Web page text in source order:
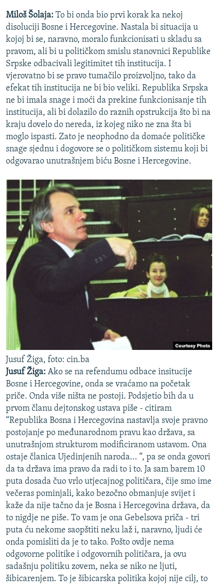
Miloš Šolaja: To bi onda bio prvi korak ka nekoj
disoluciji Bosne i Hercegovine. Nastala bi situacija u
kojoj bi se, naravno, moralo funkcionisati u skladu sa
pravom, ali bi u političkom smislu stanovnici Republike
Srpske odbacivali legitimitet tih institucija. I
vjerovatno bi se pravo tumačilo proizvoljno, tako da
efekat tih institucija ne bi bio veliki. Republika Srpska
ne bi imala snage i moći da prekine funkcionisanje tih
institucija, ali bi dolazilo do raznih opstrukcija što bi na
kraju dovelo do nereda, iz kojeg niko ne zna šta bi
moglo ispasti. Zato je neophodno da domaće političke
snage sjednu i dogovore se o političkom sistemu koji bi
odgovarao unutrašnjem biću Bosne i Hercegovine.
Jusuf Žiga, foto: cin.ba
Jusuf Žiga: Ako se na refendumu odbace insitucije
Bosne i Hercegovine, onda se vraćamo na početak
priče. Onda više ništa ne postoji. Podsjetio bih da u
prvom članu dejtonskog ustava piše - citiram
“Republika Bosna i Hercegovina nastavlja svoje pravno
postojanje po međunarodnom pravu kao država, sa
unutrašnjom strukturom modificiranom ustavom. Ona
ostaje članica Ujedinjenih naroda... “, pa se onda govori
da ta država ima pravo da radi to i to. Ja sam barem 10
puta dosada čuo vrlo utjecajnog političara, čije smo ime
večeras pominjali, kako bezočno obmanjuje svijet i
kaže da nije tačno da je Bosna i Hercegovina država, da
to nigdje ne piše. To vam je ona Gebelsova priča - tri
puta ću nekome saopštiti neku laž i, naravno, ljudi će
onda pomisliti da je to tako. Pošto ovdje nema
odgovorne politike i odgovornih političara, ja ovu
sadašnju politiku zovem, neka se niko ne ljuti,
šibicarenjem. To je šibicarska politika kojoj nije cilj, to